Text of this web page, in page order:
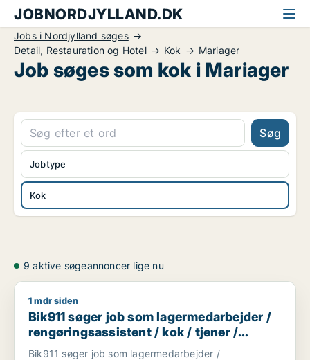
JOBNORDJYLLAND.DK
Jobs i Nordjylland søges
Detail, Restauration og Hotel
Kok Mariager
Job søges som kok i Mariager
Søg
Kok
Jobtype
9 aktive søgeannoncer lige nu
Bik911 søger job som lagermedarbejder /
1 mdr siden
Bik911 søger job som lagermedarbejder /
rengøringsassistent / kok / tjener /
køkkenmedarbejder
Bik911 søger job som lagermedarbejder /